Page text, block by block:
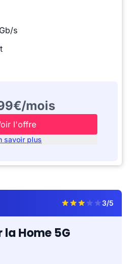
s
mois
l'offre
savoir plus
3/5
Home 5G